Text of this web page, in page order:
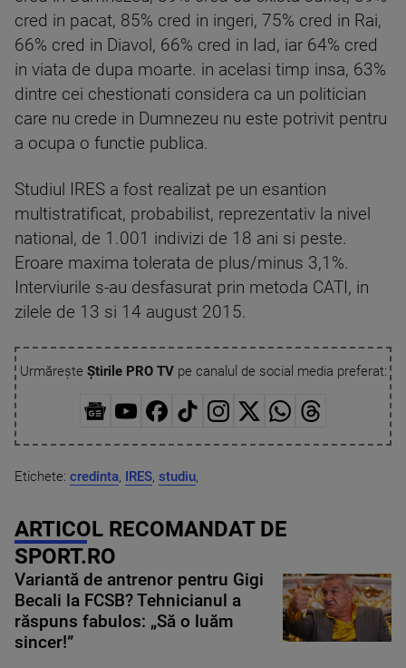
cred in pacat, 85% cred in ingeri, 75% cred in Rai,
66% cred in Diavol, 66% cred in Iad, iar 64% cred
in viata de dupa moarte. in acelasi timp insa, 63%
dintre cei chestionati considera ca un politician
care nu crede in Dumnezeu nu este potrivit pentru
a ocupa o functie publica.
Studiul IRES a fost realizat pe un esantion
multistratificat, probabilist, reprezentativ la nivel
national, de 1.001 indivizi de 18 ani si peste.
Eroare maxima tolerata de plus/minus 3,1%.
Interviurile s-au desfasurat prin metoda CATI, in
zilele de 13 si 14 august 2015.
Urmărește Știrile PRO TVpe canalul de social media preferat:
Etichete: credinta, IRES, studiu,
ARTICOL RECOMANDAT DE
SPORT.RO
Variantă de antrenor pentru Gigi
Becali la FCSB? Tehnicianul a
răspuns fabulos: „Să o luăm
sincer!”